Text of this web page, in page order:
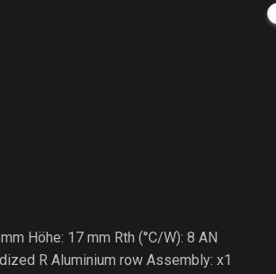
Höhe: 17 mm Rth (°C/W): 8 AN
R Aluminium row Assembly: x1